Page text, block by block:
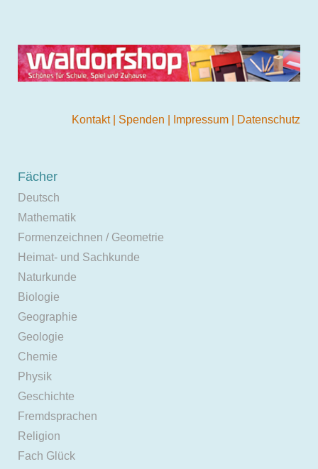
Kontakt Spenden Impressum Datenschutz
Fächer
Deutsch
Mathematik
Formenzeichnen / Geometrie
Heimat- und Sachkunde
Naturkunde
Biologie
Geographie
Geologie
Chemie
Physik
Geschichte
Fremdsprachen
Religion
Fach Glück